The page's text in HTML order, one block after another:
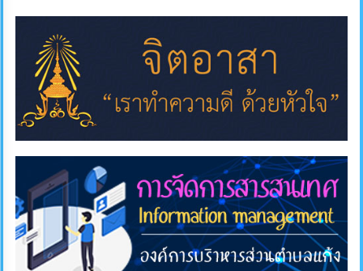
การ
บริหาร
และ
พัฒนา
ทรัพยากร
บุคคล
ส่ง
เสริม
ความ
โปร่งใส